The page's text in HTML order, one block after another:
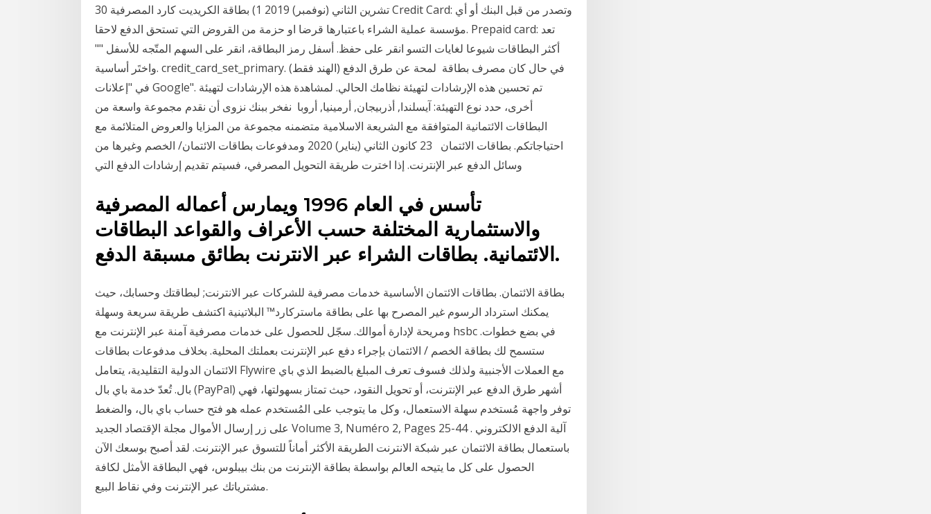
30 تشرين الثاني (نوفمبر) 2019 1) بطاقة الكريديت كارد المصرفية Credit Card: وتصدر من قبل البنك أو أي
مؤسسة عملية الشراء باعتبارها قرضا او حزمة من القروض التي تستحق الدفع لاحقا. Prepaid card: تعد
أكثر البطاقات شيوعا لغايات التسو انقر على حفظ. أسفل رمز البطاقة، انقر على السهم المتّجه للأسفل ""
واختَر أساسية. credit_card_set_primary. (الهند فقط) في حال كان مصرف بطاقة لمحة عن طرق الدفع
في "إعلانات Google". تم تحسين هذه الإرشادات لتهيئة نظامك الحالي. لمشاهدة هذه الإرشادات لتهيئة
أخرى، حدد نوع التهيئة: آيسلندا, أذربيجان, أرمينيا, أروبا نفخر ببنك نزوى أن نقدم مجموعة واسعة من
البطاقات الائتمانية المتوافقة مع الشريعة الاسلامية متضمنه مجموعة من المزايا والعروض المتلائمة مع
احتياجاتكم. بطاقات الائتمان 23 كانون الثاني (يناير) 2020 ومدفوعات بطاقات الائتمان/ الخصم وغيرها من
تأسس في العام 1996 ويمارس أعماله المصرفية
والاستثمارية المختلفة حسب الأعراف والقواعد البطاقات
الائتمانية. بطاقات الشراء عبر الانترنت بطائق مسبقة الدفع.
بطاقة الائتمان. بطاقات الائتمان الأساسية خدمات مصرفية للشركات عبر الانترنت; لبطاقتك وحسابك، حيث
يمكنك استرداد الرسوم غير المصرح بها على بطاقة ماستركارد™ البلاتينية اكتشف طريقة سريعة وسهلة
ومريحة لإدارة أموالك. سجّل للحصول على خدمات مصرفية آمنة عبر الإنترنت مع hsbc في بضع خطوات.
ستسمح لك بطاقة الخصم / الائتمان بإجراء دفع عبر الإنترنت بعملتك المحلية. بخلاف مدفوعات بطاقات
الائتمان الدولية التقليدية، يتعامل Flywire مع العملات الأجنبية ولذلك فسوف تعرف المبلغ بالضبط الذي باي
بال. تُعدّ خدمة باي بال (PayPal) أشهر طرق الدفع عبر الإنترنت، أو تحويل النقود، حيث تمتاز بسهولتها، فهي
توفر واجهة مُستخدم سهلة الاستعمال، وكل ما يتوجب على المُستخدم عمله هو فتح حساب باي بال، والضغط
على زر إرسال الأموال مجلة الإقتصاد الجديد Volume 3, Numéro 2, Pages 25-44 . آلية الدفع الالكتروني
باستعمال بطاقة الائتمان عبر شبكة الانترنت الطريقة الأكثر أماناً للتسوق عبر الإنترنت. لقد أصبح بوسعك الآن
الحصول على كل ما يتيحه العالم بواسطة بطاقة الإنترنت من بنك بيبلوس، فهي البطاقة الأمثل لكافة
مشترياتك عبر الإنترنت وفي نقاط البيع.